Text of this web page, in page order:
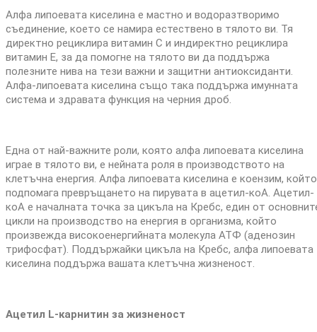
Алфа липоевата киселина е мастно и водоразтворимо
съединение, което се намира естествено в тялото ви. Тя
директно рециклира витамин С и индиректно рециклира
витамин Е, за да помогне на тялото ви да поддържа
полезните нива на тези важни и защитни антиоксиданти.
Алфа-липоевата киселина също така поддържа имунната
система и здравата функция на черния дроб.
Една от най-важните роли, която алфа липоевата киселина
играе в тялото ви, е нейната роля в производството на
клетъчна енергия. Алфа липоевата киселина е коензим, който
подпомага превръщането на пирувата в ацетил-коА. Ацетил-
коА е началната точка за цикъла на Кребс, един от
цикли на производство на енергия в организма, който
произвежда високоенергийната молекула АТФ (аденозин
трифосфат). Поддържайки цикъла на Кребс, алфа липоевата
киселина поддържа вашата клетъчна жизненост.
Ацетил L-карнитин за жизненост